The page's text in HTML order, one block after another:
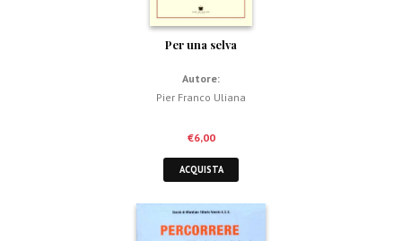
Per una selva
Autore:
Pier Franco Uliana
€6,00
ACQUISTA